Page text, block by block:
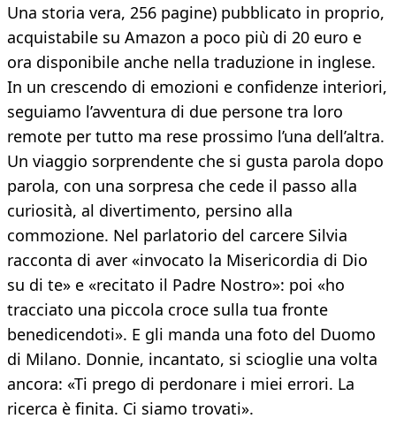
Una storia vera, 256 pagine) pubblicato in proprio,
acquistabile su Amazon a poco più di 20 euro e
ora disponibile anche nella traduzione in inglese.
In un crescendo di emozioni e confidenze interiori,
seguiamo l’avventura di due persone tra loro
remote per tutto ma rese prossimo l’una dell’altra.
Un viaggio sorprendente che si gusta parola dopo
parola, con una sorpresa che cede il passo alla
curiosità, al divertimento, persino alla
commozione. Nel parlatorio del carcere Silvia
racconta di aver «invocato la Misericordia di Dio
su di te» e «recitato il Padre Nostro»: poi «ho
tracciato una piccola croce sulla tua fronte
benedicendoti». E gli manda una foto del Duomo
di Milano. Donnie, incantato, si scioglie una volta
ancora: «Ti prego di perdonare i miei errori. La
ricerca è finita. Ci siamo trovati».